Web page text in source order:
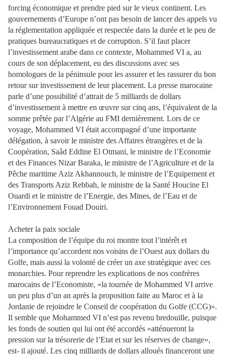
forcing économique et prendre pied sur le vieux continent. Les
gouvernements d’Europe n’ont pas besoin de lancer des appels vu
la réglementation appliquée et respectée dans la durée et le peu de
pratiques bureaucratiques et de corruption. S’il faut placer
l’investissement arabe dans ce contexte, Mohammed VI a, au
cours de son déplacement, eu des discussions avec ses
homologues de la péninsule pour les assurer et les rassurer du bon
retour sur investissement de leur placement. La presse marocaine
parle d’une possibilité d’attrait de 5 milliards de dollars
d’investissement à mettre en œuvre sur cinq ans, l’équivalent de la
somme prêtée par l’Algérie au FMI dernièrement. Lors de ce
voyage, Mohammed VI était accompagné d’une importante
délégation, à savoir le ministre des Affaires étrangères et de la
Coopération, Saâd Eddine El Otmani, le ministre de l’Economie
et des Finances Nizar Baraka, le ministre de l’Agriculture et de la
Pêche maritime Aziz Akhannouch, le ministre de l’Equipement et
des Transports Aziz Rebbah, le ministre de la Santé Houcine El
Ouardi et le ministre de l’Energie, des Mines, de l’Eau et de
l’Environnement Fouad Douiri.
Acheter la paix sociale
La composition de l’équipe du roi montre tout l’intérêt et
l’importance qu’accordent nos voisins de l’Ouest aux dollars du
Golfe, mais aussi la volonté de créer un axe stratégique avec ces
monarchies. Pour reprendre les explications de nos confrères
marocains de l’Economiste, «la tournée de Mohammed VI arrive
un peu plus d’un an après la proposition faite au Maroc et à la
Jordanie de rejoindre le Conseil de coopération du Golfe (CCG)».
Il semble que Mohammed VI n’est pas revenu bredouille, puisque
les fonds de soutien qui lui ont été accordés «atténueront la
pression sur la trésorerie de l’Etat et sur les réserves de change»,
est- il ajouté. Les cinq milliards de dollars alloués financeront une